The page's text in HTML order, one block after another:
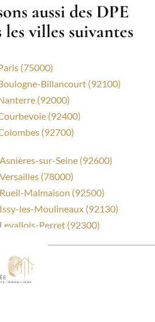
aussi des DPE
villes suivantes
(75000)
Billancourt (92100)
(92000)
(92400)
(92700)
sur-Seine (92600)
(78000)
Malmaison (92500)
les-Moulineaux (92130)
Perret (92300)